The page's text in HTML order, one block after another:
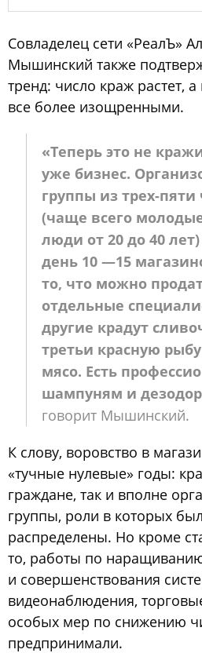
Совладелец сети «РеалЪ»
Мышинский также
тренд: число краж растет,
все более изощренными.
«Теперь это не
уже бизнес.
группы из трех-пяти
(чаще всего
люди от 20 до 40
день 10 —15
то, что можно
отдельные
другие крадут
третьи красную
мясо. Есть
шампуням и
говорит Мышинский.
К слову, воровство в
«тучные нулевые» годы:
граждане, так и вполне
группы, роли в которых
распределены. Но кроме
то, работы по
и совершенствования
видеонаблюдения,
особых мер по снижению
предпринимали.